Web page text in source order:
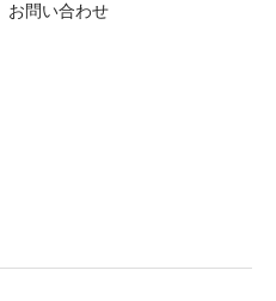
お問い合わせ